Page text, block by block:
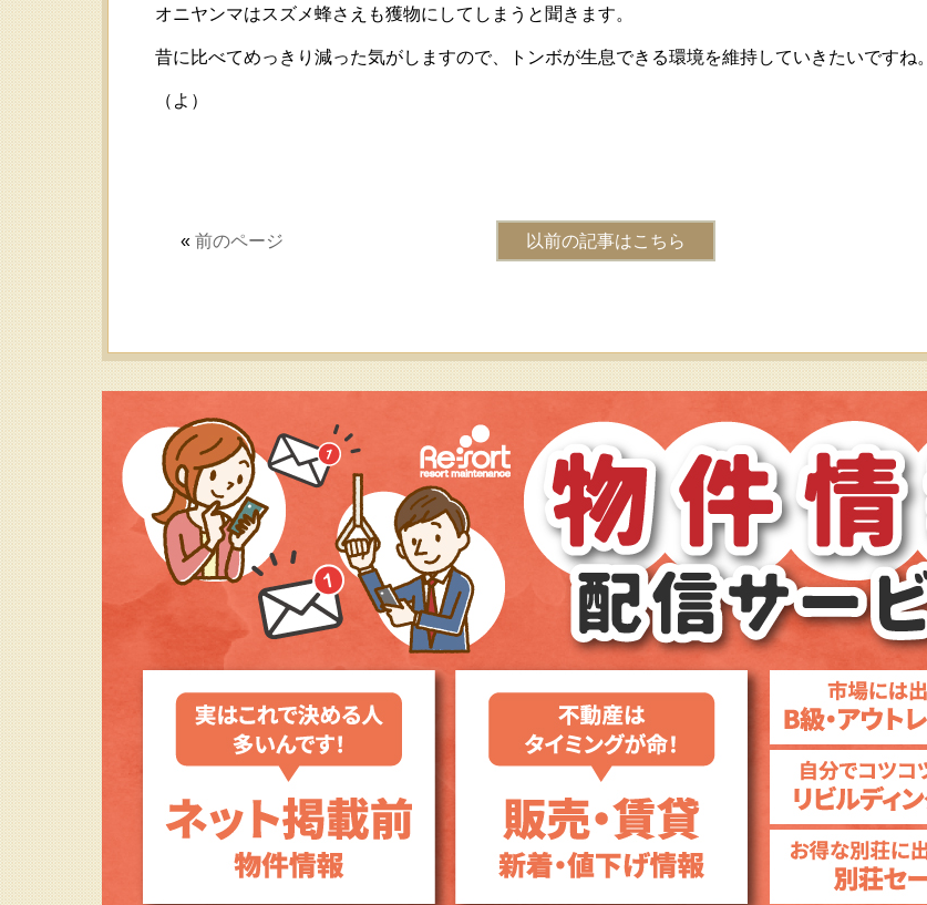
オニヤンマはスズメ蜂さえも獲物にしてしまうと聞きます。
昔に比べてめっきり減った気がしますので、トンボが生息できる環境を維持していきたいですね。
（よ）
«前のページ 以前の記事はこちら